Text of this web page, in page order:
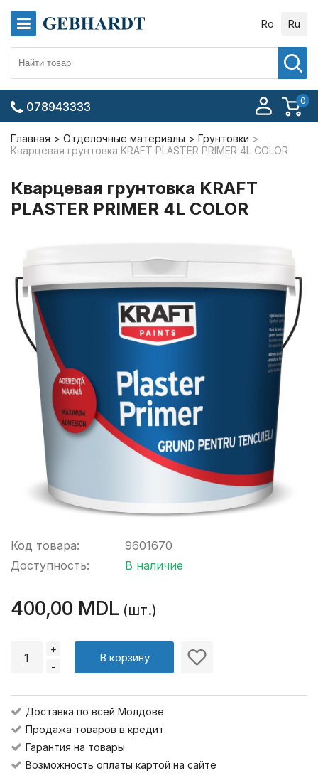
Ro Ru
0
078943333
Главная Отделочные материалы
Грунтовки
Кварцевая грунтовка KRAFT PLASTER PRIMER 4L COLOR
Кварцевая грунтовка KRAFT
PLASTER PRIMER 4L COLOR
Код товара:
Доступность:
9601670
В наличие
400,00 MDL (шт.)
+
-
В корзину
Доставка по всей Молдове
Продажа товаров в кредит
Гарантия на товары
Возможность оплаты картой на сайте